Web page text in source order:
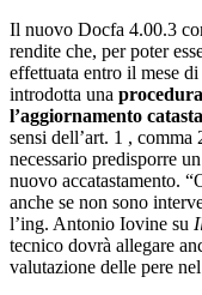
Il nuovo Docfa 4.00.3
rendite che, per poter
effettuata entro il mese
introdotta una
l’aggiornamento
sensi dell’art. 1 ,
necessario predisporre
nuovo accatastamento.
anche se non sono
l’ing. Antonio Iovine su
tecnico dovrà allegare
valutazione delle pere